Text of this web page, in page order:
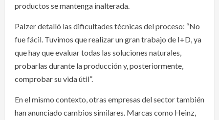
productos se mantenga inalterada.
Palzer detalló las dificultades técnicas del proceso: “No
fue fácil. Tuvimos que realizar un gran trabajo de I+D, ya
que hay que evaluar todas las soluciones naturales,
probarlas durante la producción y, posteriormente,
comprobar su vida útil”.
En el mismo contexto, otras empresas del sector también
han anunciado cambios similares. Marcas como Heinz,